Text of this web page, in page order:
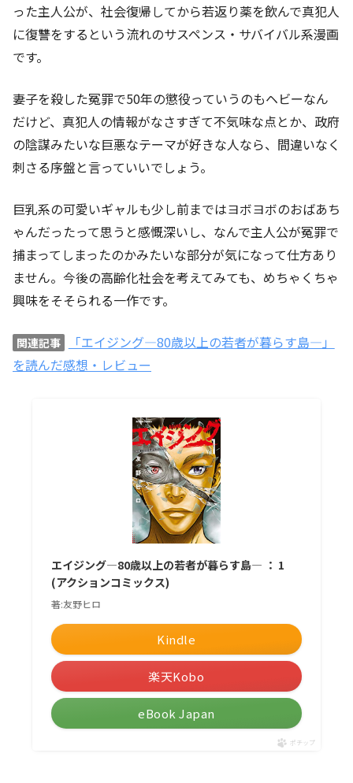
った主人公が、社会復帰してから若返り薬を飲んで真犯人
に復讐をするという流れのサスペンス・サバイバル系漫画
です。
妻子を殺した冤罪で50年の懲役っていうのもヘビーなん
だけど、真犯人の情報がなさすぎて不気味な点とか、政府
の陰謀みたいな巨悪なテーマが好きな人なら、間違いなく
刺さる序盤と言っていいでしょう。
巨乳系の可愛いギャルも少し前まではヨボヨボのおばあち
ゃんだったって思うと感慨深いし、なんで主人公が冤罪で
捕まってしまったのかみたいな部分が気になって仕方あり
ません。今後の高齢化社会を考えてみても、めちゃくちゃ
興味をそそられる一作です。
関連記事
「エイジング―80歳以上の若者が暮らす島―」
を読んだ感想・レビュー
エイジング―80歳以上の若者が暮らす島― ： 1
(アクションコミックス)
著:友野ヒロ
Kindle
楽天Kobo
eBook Japan
ポチップ